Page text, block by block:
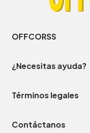
OFFCORSS
¿Necesitas ayuda?
Términos legales
Contáctanos